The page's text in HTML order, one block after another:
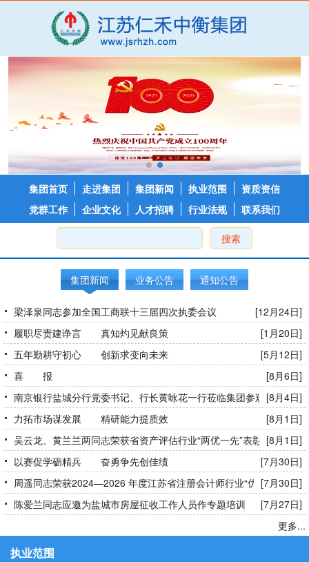
集团首页 走进集团 集团新闻 执业范围
资质资信
党群工作
企业文化 人才招聘 行业法规 联系我们
搜索
集团新闻 业务公告 通知公告
梁泽泉同志参加全国工商联十三届四次执委会议
[12月24日]
履职尽责建诤言 真知灼见献良策
[1月20日]
五年勤耕守初心 创新求变向未来
[5月12日]
喜 报
[8月6日]
南京银行盐城分行党委书记、行长黄咏花一行莅临集团参观交流[8月4日]
力拓市场谋发展 精研能力提质效
[8月1日]
吴云龙、黄兰兰两同志荣获省资产评估行业“两优一先”表彰 [8月1日]
以赛促学砺精兵 奋勇争先创佳绩
[7月30日]
周遥同志荣获2024—2026 年度江苏省注册会计师行业“优秀共产党
员”称号
[7月30日]
陈爱兰同志应邀为盐城市房屋征收工作人员作专题培训
[7月27日]
更多...
执业范围